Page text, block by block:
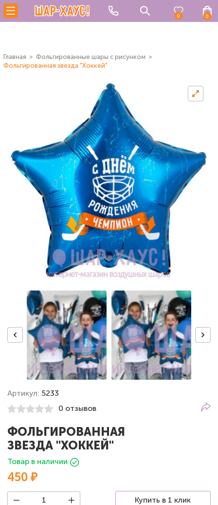
0 0
Главная
Фольгированные шары с рисунком
Фольгированная звезда "Хоккей"
Артикул: 5233
0 отзывов
ФОЛЬГИРОВАННАЯ
ЗВЕЗДА "ХОККЕЙ"
Товар в наличии
450 ₽
Купить в 1 клик